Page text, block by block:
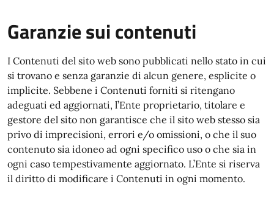
Garanzie sui contenuti
I Contenuti del sito web sono pubblicati nello stato in cui
si trovano e senza garanzie di alcun genere, esplicite o
implicite. Sebbene i Contenuti forniti si ritengano
adeguati ed aggiornati, l’Ente proprietario, titolare e
gestore del sito non garantisce che il sito web stesso sia
privo di imprecisioni, errori e/o omissioni, o che il suo
contenuto sia idoneo ad ogni specifico uso o che sia in
ogni caso tempestivamente aggiornato. L’Ente si riserva
il diritto di modificare i Contenuti in ogni momento.